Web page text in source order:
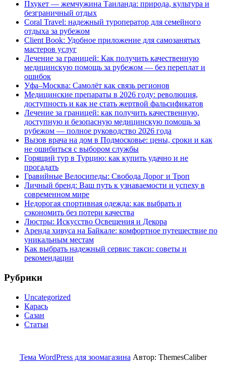
Пхукет — жемчужина Таиланда: природа, культура и
безграничный отдых
Coral Travel: надежный туроператор для семейного
отдыха за рубежом
Client Book: Удобное приложение для самозанятых
мастеров услуг
Лечение за границей: Как получить качественную
медицинскую помощь за рубежом — без переплат и
ошибок
Уфа–Москва: Самолёт как связь регионов
Медицинские препараты в 2026 году: революция,
доступность и как не стать жертвой фальсификатов
Лечение за границей: как получить качественную,
доступную и безопасную медицинскую помощь за
рубежом — полное руководство 2026 года
Вызов врача на дом в Подмосковье: цены, сроки и как
не ошибиться с выбором службы
Горящий тур в Турцию: как купить удачно и не
прогадать
Гравийные Велосипеды: Свобода Дорог и Троп
Личный бренд: Ваш путь к узнаваемости и успеху в
современном мире
Недорогая спортивная одежда: как выбрать и
сэкономить без потери качества
Люстры: Искусство Освещения и Декора
Аренда хивуса на Байкале: комфортное путешествие по
уникальным местам
Как выбрать надежный сервис такси: советы и
рекомендации
Рубрики
Uncategorized
Карась
Сазан
Статьи
Тема WordPress для зоомагазина Автор: ThemesCaliber